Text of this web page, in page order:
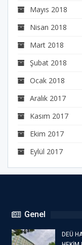
Mayıs 2018
Nisan 2018
Mart 2018
Şubat 2018
Ocak 2018
Aralık 2017
Kasım 2017
Ekim 2017
Eylül 2017
Genel
DEÜ